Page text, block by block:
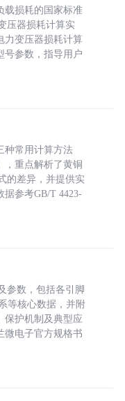
载损耗的国家标准
压器损耗计算实
力变压器损耗计算
号参数，指导用户
种常用计算方法
，重点解析了黄铜
的差异，并提供实
参考GB/T 4423-
参数，包括各引脚
等核心数据，并附
保护机制及典型应
微电子官方规格书